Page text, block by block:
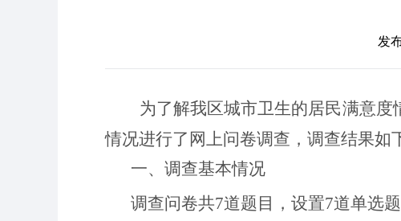
发
为了解我区城市卫生的居民满意度
情况进行了网上问卷调查，调查结果如
一、调查基本情况
调查问卷共7道题目，设置7道单选